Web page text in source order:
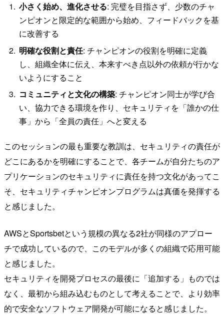
小さく始め、進化させる: 完璧を目指さず、少数のチャ
ンピオンと限定的な範囲から始め、フィードバックを基
に改善する
明確な役割と責任: チャンピオンの役割を明確に定義
し、組織全体に伝え、本来すべき点以外の依頼が行かな
いようにすること
コミュニティと文化の構築: チャンピオン同士が学び合
い、協力できる環境を作り、セキュリティを「誰かの仕
事」から「全員の責任」へと変える
このセッションの最も重要な教訓は、セキュリティの責任が
どこにあるかを明確にすることで、各チームが自分たちのア
プリケーションのセキュリティに責任を持つ文化があってこ
そ、セキュリティチャンピオンプログラムは真価を発揮する
と感じました。
AWSとSportsbetという規模の異なる2社が同様のアプロー
チで成功しているので、このモデルが多くの組織で応用可能
と感じました。
セキュリティを開発プロセスの最後に「追加する」ものでは
なく、最初から組み込むものとして考えることで、より効率
的で安全なソフトウェア開発が可能になると感じました。